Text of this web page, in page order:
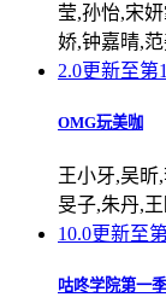
莹,孙怡,宋
娇,钟嘉晴,
2.0更新至第
OMG玩美咖
王小牙,吴昕
旻子,朱丹,
10.0更新至
咕咚学院第一季